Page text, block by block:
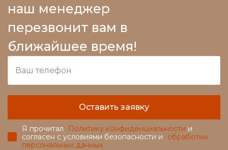
наш менеджер
перезвонит вам в
ближайшее время!
Оставить заявку
Я прочитал Политику конфиденциальности и
согласен с условиями безопасности и
обработки
персональных данных